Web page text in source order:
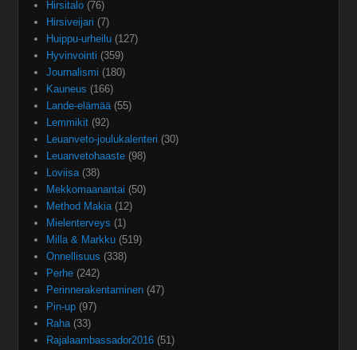
Hirsitalo (76)
Hirsiveijari (7)
Huippu-urheilu (127)
Hyvinvointi (359)
Journalismi (180)
Kauneus (166)
Lande-elämää(55)
Lemmikit (92)
Leuanveto-joulukalenteri (30)
Leuanvetohaaste (98)
Loviisa(38)
Mekkomaanantai (50)
Method Makia(12)
Mielenterveys (1)
Milla & Markku (519)
Onnellisuus (338)
Perhe (242)
Perinnerakentaminen (47)
Pin-up (97)
Raha(33)
Rajalaambassador2016 (51)